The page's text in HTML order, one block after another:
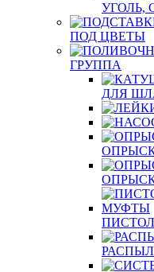
УГОЛЬ,
ПОД ЦВЕТЫ
ГРУППА
ДЛЯ